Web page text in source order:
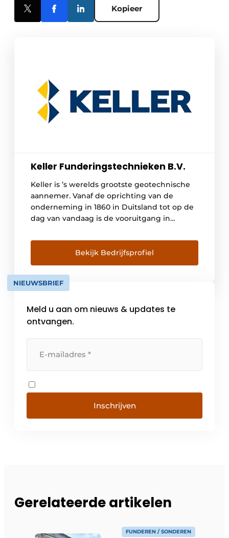
Kopieer
Keller Funderingstechnieken B.V.
Keller is ’s werelds grootste geotechnische
aannemer. Vanaf de oprichting van de
onderneming in 1860 in Duitsland tot op de
dag van vandaag is de vooruitgang in
van de onderneming verbonden. Creativiteit
en innovatie zijn ook tegenwoordig de basis
voor trendsettende engineering. In
Nederland viert Keller
Funderingstechnieken B.V. dit jaar […]
Bekijk Bedrijfsprofiel
NIEUWSBRIEF
Meld u aan om nieuws & updates te
ontvangen.
Inschrijven
Gerelateerde artikelen
FUNDEREN / SONDEREN